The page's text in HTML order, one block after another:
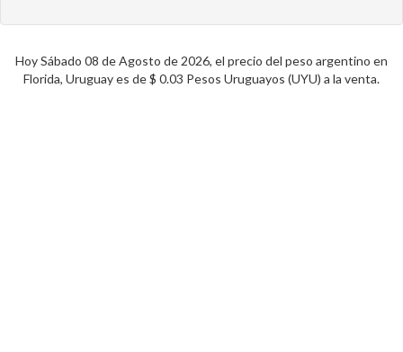
Hoy Sábado 08 de Agosto de 2026, el precio del peso argentino en
Florida, Uruguay es de $ 0.03 Pesos Uruguayos (UYU) a la venta.